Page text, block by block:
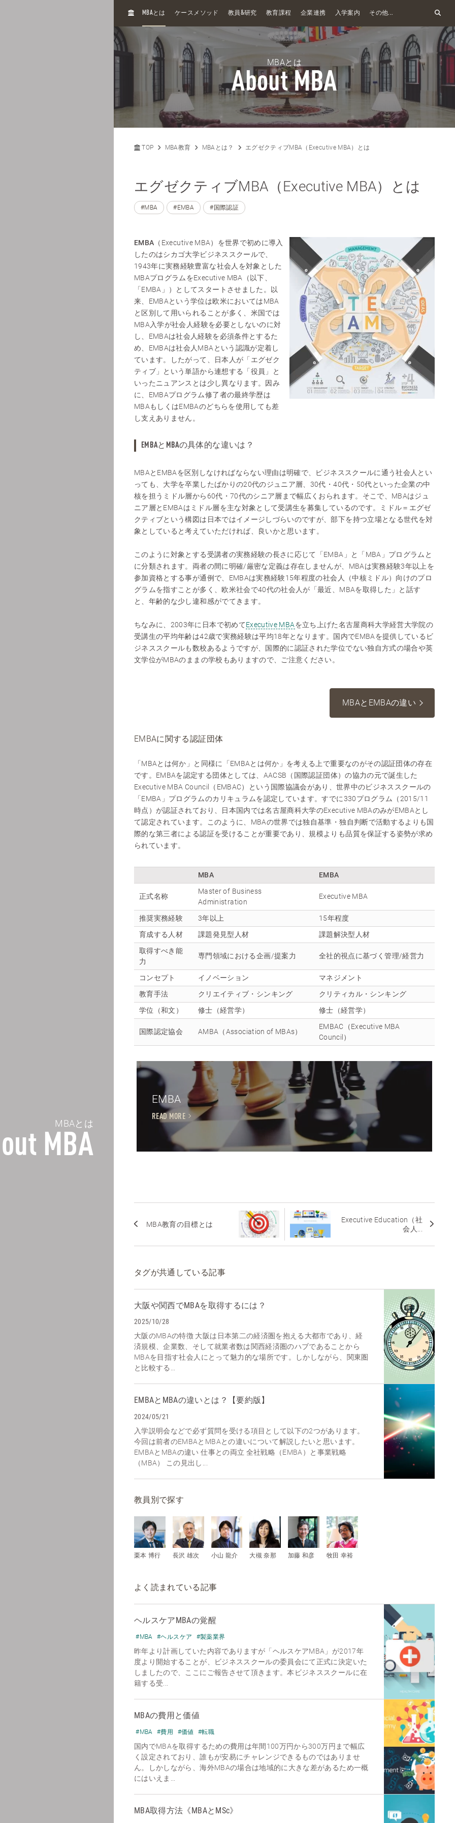
MBAとは
MBA
H
MBAとは ケースメソッド 教員&研究 教育課程 企業連携 入学案内 その他...
MBAとは
About MBA
TOP MBA教育 MBAとは？ エグゼクティブMBA（Executive MBA）とは
エグゼクティブMBA（Executive MBA）とは
#MBA #EMBA #国際認証
EMBA （Executive MBA）を世界で初めに導入
したのはシカゴ大学ビジネススクールで、
1943年に実務経験豊富な社会人を対象とした
MBAプログラムをExecutive MBA（以下、
「EMBA」）としてスタートさせました。以
来、EMBAという学位は欧米においてはMBA
と区別して用いられることが多く、米国では
MBA入学が社会人経験を必要としないのに対
し、EMBAは社会人経験を必須条件とするた
め、EMBAは社会人MBAという認識が定着し
ています。したがって、日本人が「エグゼク
ティブ」という単語から連想する「役員」と
いったニュアンスとは少し異なります。因み
に、EMBAプログラム修了者の最終学歴は
MBAもしくはEMBAのどちらを使用しても差
し支えありません。
EMBAとMBAの具体的な違いは？
MBAとEMBAを区別しなければならない理由は明確で、ビジネススクールに通う社会人とい
っても、大学を卒業したばかりの20代のジュニア層、30代・40代・50代といった企業の中
核を担うミドル層から60代・70代のシニア層まで幅広くおられます。そこで、MBAはジュ
ニア層とEMBAはミドル層を主な対象として受講生を募集しているのです。ミドル＝エグゼ
クティブという構図は日本ではイメージしづらいのですが、部下を持つ立場となる世代を対
象としていると考えていただければ、良いかと思います。
このように対象とする受講者の実務経験の長さに応じて「EMBA」と「MBA」プログラムと
に分類されます。両者の間に明確/厳密な定義は存在しませんが、MBAは実務経験3年以上を
参加資格とする事が通例で、EMBAは実務経験15年程度の社会人（中核ミドル）向けのプロ
グラムを指すことが多く、欧米社会で40代の社会人が「最近、MBAを取得した」と話す
と、年齢的な少し違和感がでてきます。
ちなみに、2003年に日本で初めてExecutive MBAを立ち上げた名古屋商科大学経営大学院の
受講生の平均年齢は42歳で実務経験は平均18年となります。国内でEMBAを提供しているビ
ジネススクールも数校あるようですが、国際的に認証された学位でない独自方式の場合や英
文学位がMBAのままの学校もありますので、ご注意ください。
MBAとEMBAの違い
EMBAに関する認証団体
「MBAとは何か」と同様に「EMBAとは何か」を考える上で重要なのがその認証団体の存在
です。EMBAを認定する団体としては、AACSB（国際認証団体）の協力の元で誕生した
Executive MBA Council（EMBAC）という国際協議会があり、世界中のビジネススクールの
「EMBA」プログラムのカリキュラムを認定しています。すでに330プログラム（2015/11
時点）が認証されており、日本国内では名古屋商科大学のExecutive MBAのみがEMBAとし
て認定されています。このように、MBAの世界では独自基準・独自判断で活動するよりも国
際的な第三者による認証を受けることが重要であり、規模よりも品質を保証する姿勢が求め
られています。
MBA EMBA
正式名称
Master of Business
Administration
Executive MBA
推奨実務経験 3年以上
15年程度
育成する人材
課題発見型人材
課題解決型人材
取得すべき能
力
専門領域における企画/提案力 全社的視点に基づく管理/経営力
コンセプト イノベーション
マネジメント
教育手法
クリエイティブ・シンキング
クリティカル・シンキング
学位（和文）
修士（経営学） 修士（経営学）
国際認定協会 AMBA（Association of MBAs）
EMBAC（Executive MBA
Council）
EMBA
READ MORE
MBA教育の目標とは
Executive Education（社
会人...
タグが共通している記事
大阪や関西でMBAを取得するには？
2025/10/28
大阪のMBAの特徴 大阪は日本第二の経済圏を抱える大都市であり、経
済規模、企業数、そして就業者数は関西経済圏のハブであることから
MBAを目指す社会人にとって魅力的な場所です。しかしながら、関東圏
と比較する...
EMBAとMBAの違いとは？【要約版】
2024/05/21
入学説明会などで必ず質問を受ける項目として以下の2つがあります。
今回は前者のEMBAとMBAとの違いについて解説したいと思います。
EMBAとMBAの違い 仕事との両立 全社戦略（EMBA）と事業戦略
（MBA） この見出し...
教員別で探す
栗本 博行 長沢 雄次 小山 龍介 大槻 奈那 加藤 和彦 牧田 幸裕
よく読まれている記事
ヘルスケアMBAの覚醒
#MBA #ヘルスケア #製薬業界
昨年より計画していた内容でありますが「ヘルスケアMBA」が2017年
度より開始することが、ビジネススクールの委員会にて正式に決定いた
しましたので、ここにご報告させて頂きます。本ビジネススクールに在
籍する受...
MBAの費用と価値
#MBA #費用 #価値 #転職
国内でMBAを取得するための費用は年間100万円から300万円まで幅広
く設定されており、誰もが安易にチャレンジできるものではありませ
ん。しかしながら、海外MBAの場合は地域的に大きな差があるため一概
にはいえま...
MBA取得方法《MBAとMSc》